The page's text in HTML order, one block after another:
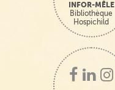
INFOR-MÊLE
Bibliothèque
Hospichild